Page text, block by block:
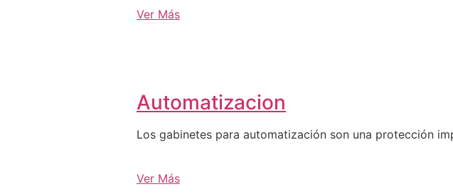
Ver Más
Automatizacion
Los gabinetes para automatización son una protección
Ver Más